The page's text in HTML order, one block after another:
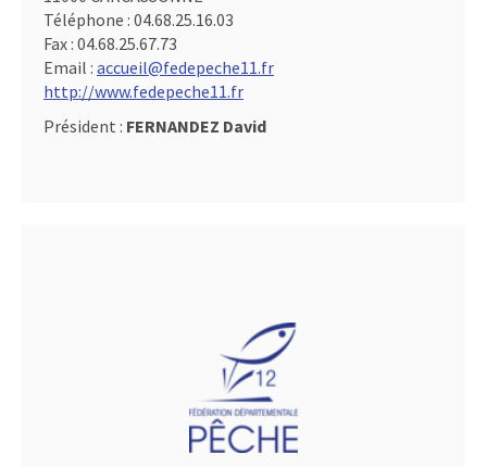
Téléphone : 04.68.25.16.03
Fax : 04.68.25.67.73
Email : accueil@fedepeche11.fr
http://www.fedepeche11.fr
Président : FERNANDEZ David